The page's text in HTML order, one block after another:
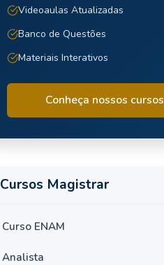
Videoaulas Atualizadas
Banco de Questões
Materiais Interativos
Conheça nossos cursos
Cursos Magistrar
Curso ENAM
Analista